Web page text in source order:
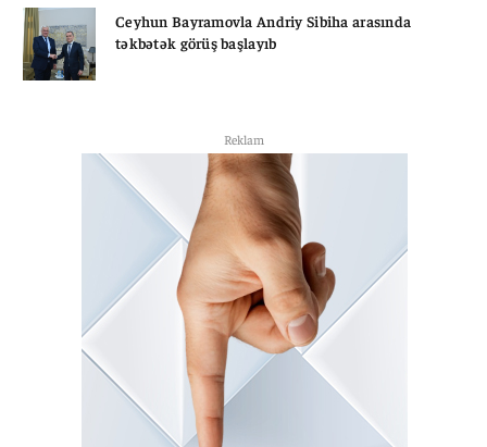
Ceyhun Bayramovla Andriy Sibiha arasında
təkbətək görüş başlayıb
Reklam